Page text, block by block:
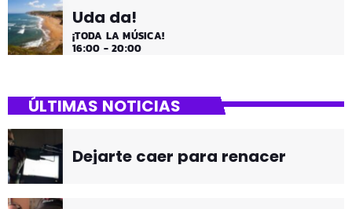
Uda da!
¡TODA LA MÚSICA!
16:00 - 20:00
ÚLTIMAS NOTICIAS
Dejarte caer para renacer